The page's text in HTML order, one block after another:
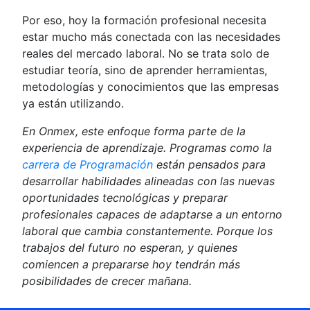
Por eso, hoy la formación profesional necesita
estar mucho más conectada con las necesidades
reales del mercado laboral. No se trata solo de
estudiar teoría, sino de aprender herramientas,
metodologías y conocimientos que las empresas
ya están utilizando.
En Onmex, este enfoque forma parte de la
experiencia de aprendizaje. Programas como la
carrera de Programaciónestán pensados para
desarrollar habilidades alineadas con las nuevas
oportunidades tecnológicas y preparar
profesionales capaces de adaptarse a un entorno
laboral que cambia constantemente. Porque los
trabajos del futuro no esperan, y quienes
comiencen a prepararse hoy tendrán más
posibilidades de crecer mañana.